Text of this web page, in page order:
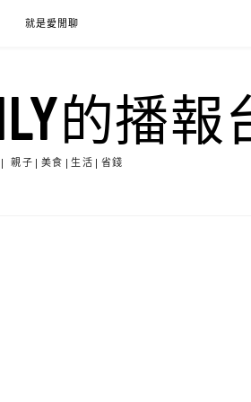
就是愛閒聊
的播報
| 親子|美食|生活|省錢